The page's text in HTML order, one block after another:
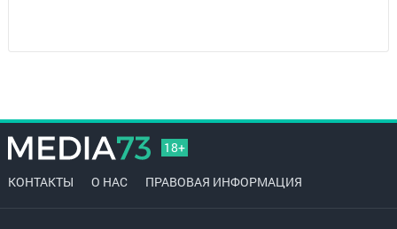
18+
КОНТАКТЫ О НАС ПРАВОВАЯ ИНФОРМАЦИЯ